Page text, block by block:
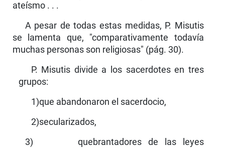
ateísmo . . .
A pesar de todas estas medidas, P. Misutis
se lamenta que, "comparativamente todavía
muchas personas son religiosas" (pág. 30).
P. Misutis divide a los sacerdotes en tres
grupos:
1)que abandonaron el sacerdocio,
2)secularizados,
3) quebrantadores de las leyes